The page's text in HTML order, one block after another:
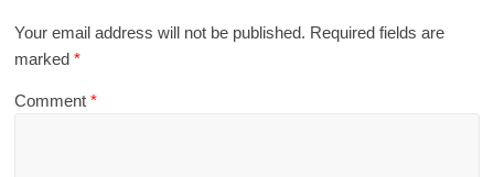
Your email address will not be published. Required fields are
marked*
Comment*